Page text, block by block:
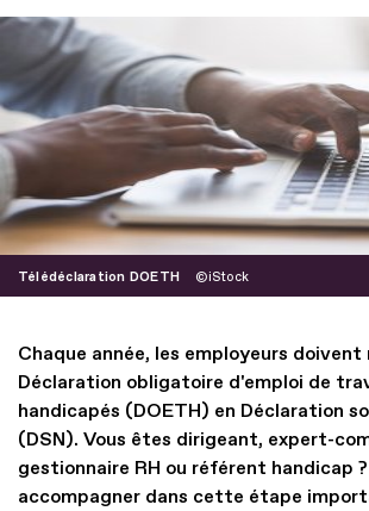
Télédéclaration DOETH iStock
Chaque année, les employeurs
Déclaration obligatoire d'emploi de
handicapés (DOETH) en Déclaration
(DSN). Vous êtes dirigeant, expert-
gestionnaire RH ou référent handicap
accompagner dans cette étape